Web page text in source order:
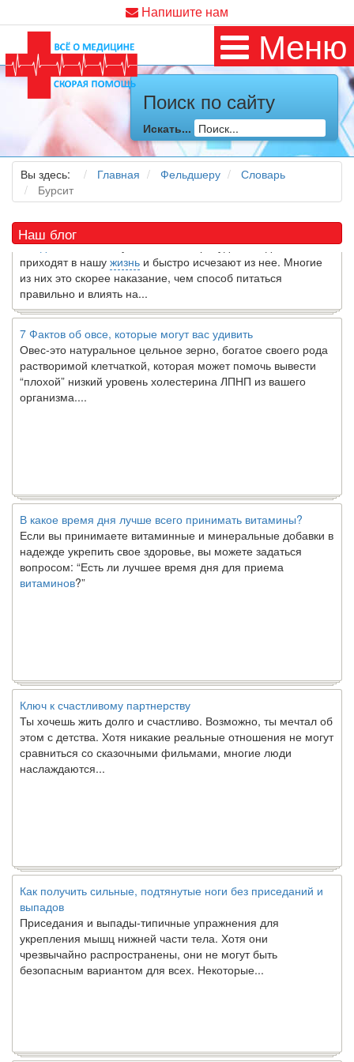
Напишите нам
Меню
Поиск по сайту
Искать...
Вы здесь: Главная Фельдшеру
Словарь
Бурсит
Наш блог
Как я заболел во время локдауна?
Это странная ситуация: вы соблюдали все меры
предосторожности COVID-19 (вы почти все время дома),
но, тем не менее, вы каким-то образом простудились. Вы
можете задаться...
5 причин обратить внимание на средиземноморскую диету
Какдиетолог, я вижу, что многие причудливые диеты
приходят в нашу
жизнь
и быстро исчезают из нее. Многие
из них это скорее наказание, чем способ питаться
правильно и влиять на...
7 Фактов об овсе, которые могут вас удивить
Овес-это натуральное цельное зерно, богатое своего рода
растворимой клетчаткой, которая может помочь вывести
“плохой” низкий уровень холестерина ЛПНП из вашего
В какое время дня лучше всего принимать витамины?
Если вы принимаете витаминные и минеральные добавки в
надежде укрепить свое здоровье, вы можете задаться
вопросом: “Есть ли лучшее время дня для приема
витаминов ?”
Ключ к счастливому партнерству
Ты хочешь жить долго и счастливо. Возможно, ты мечтал об
этом с детства. Хотя никакие реальные отношения не могут
сравниться со сказочными фильмами, многие люди
наслаждаются...
Как получить сильные, подтянутые ноги без приседаний и
выпадов
Приседания и выпады-типичные упражнения для
укрепления мышц нижней части тела. Хотя они
чрезвычайно распространены, они не могут быть
безопасным вариантом для всех. Некоторые...